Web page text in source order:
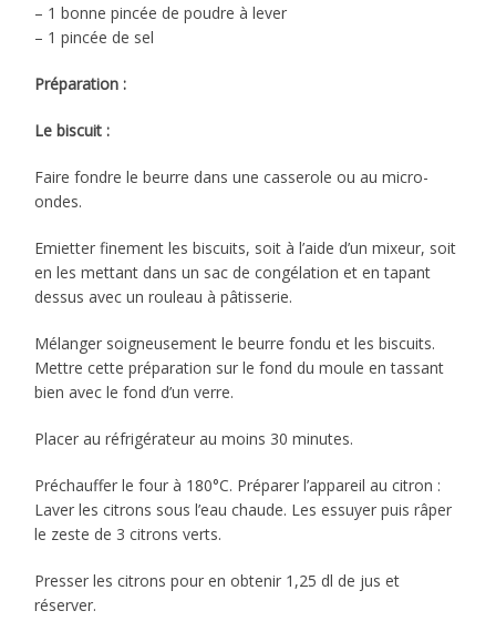
– 1 bonne pincée de poudre à lever
– 1 pincée de sel
Préparation :
Le biscuit :
Faire fondre le beurre dans une casserole ou au micro-
ondes.
Emietter finement les biscuits, soit à l’aide d’un mixeur, soit
en les mettant dans un sac de congélation et en tapant
dessus avec un rouleau à pâtisserie.
Mélanger soigneusement le beurre fondu et les biscuits.
Mettre cette préparation sur le fond du moule en tassant
bien avec le fond d’un verre.
Placer au réfrigérateur au moins 30 minutes.
Préchauffer le four à 180°C. Préparer l’appareil au citron :
Laver les citrons sous l’eau chaude. Les essuyer puis râper
le zeste de 3 citrons verts.
Presser les citrons pour en obtenir 1,25 dl de jus et
réserver.